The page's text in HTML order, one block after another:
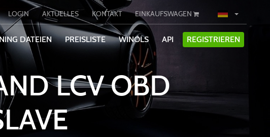
LOGIN AKTUELLES KONTAKT EINKAUFSWAGEN
DATEIEN PREISLISTE WINOLS API REGISTRIEREN
LCV OBD